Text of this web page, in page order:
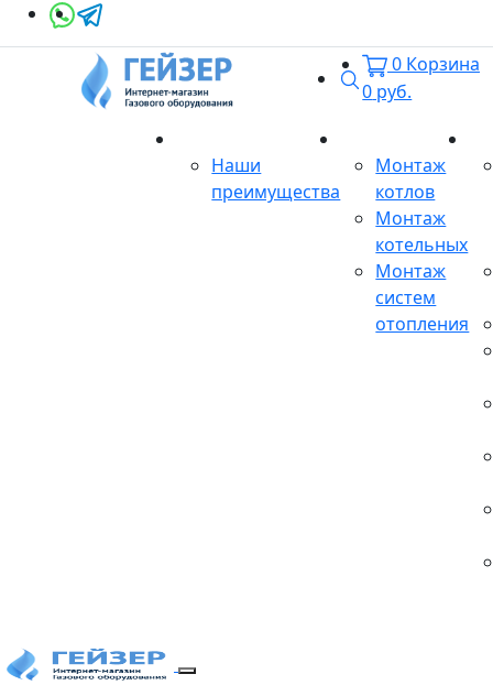
Поиск
0 Корзина
0 руб.
Наши
преимущества
Монтаж
котлов
Монтаж
котельных
Монтаж
систем
отопления